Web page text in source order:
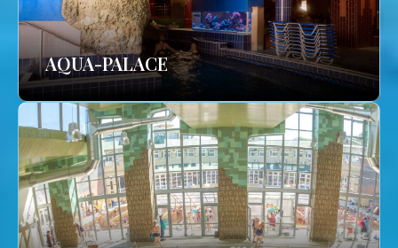
AQUA-PALACE